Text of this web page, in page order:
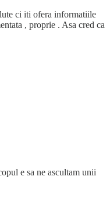
ci iti ofera informatiile
, proprie . Asa cred ca
e sa ne ascultam unii